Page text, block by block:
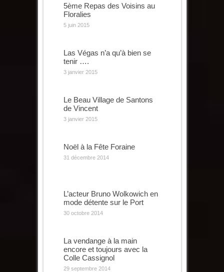
5ème Repas des Voisins au
Floralies
5 juin 2015
Las Végas n’a qu’à bien se
tenir ….
3 janvier 2015
Le Beau Village de Santons
de Vincent
3 janvier 2015
Noël à la Fête Foraine
31 décembre 2014
L’acteur Bruno Wolkowich en
mode détente sur le Port
30 octobre 2014
La vendange à la main
encore et toujours avec la
Colle Cassignol
29 septembre 2014